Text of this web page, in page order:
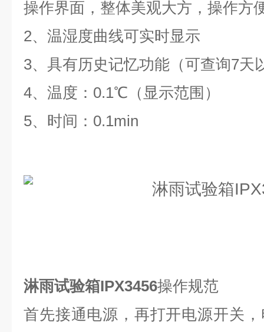
操作界面，整体美观大方，操作方
2、温湿度曲线可实时显示
3、具有历史记忆功能（可查询7天
4、温度：0.1℃（显示范围）
5、时间：0.1min
淋雨试验箱IPX3456操作规范
首先接通电源，再打开电源开关